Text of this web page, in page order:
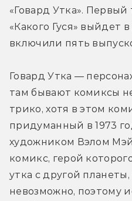
«Говард Утка».
«Какого Гуся» выйдет
включили пять
Говард Утка —
там бывают комиксы
трико, хотя в этом
придуманный в 1973
художником Вэлом
комикс, герой
утка с другой
невозможно, поэтому